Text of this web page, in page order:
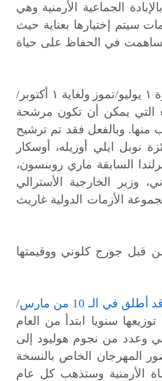
الجماعية الأرمنية وهي
سيتم إختيارها بعناية حيث
ساهمت في الحفاظ على حياة
وكان القائمون على هذه الجائزة قد اعلنوا فترة ١ يوليو/تموز ولغاية ١ أكتوبر/
لتقديم الأسماء التي يمكن أن تكون مرشحة
منها. وبالفعل فقد تم ترشيح
نوبل ايلي أوزيله، أوسكار
السابقة ماري روبنسون،
وزير الخارجية الأسترالي
الأزمات الدولية غاريث
قبل جورج كلوني ووقيمتها
كان قد أطلق في الـ 10 من مارس/
توزيعها سنويا ابتدأ من العام
كلوني وعدد من نجوم هوليود إلى
يريفان في أبريل 2016 لحضور المهرجان الخاص بالنسخة
الأرمنية وستذهب كل عام